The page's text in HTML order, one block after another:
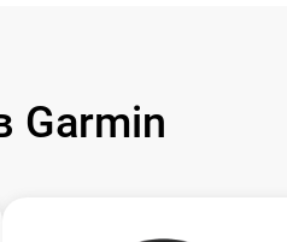
Garmin